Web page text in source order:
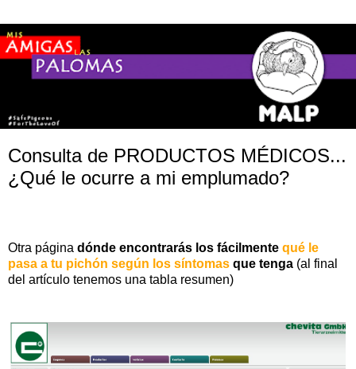
Consulta de PRODUCTOS MÉDICOS...
¿Qué le ocurre a mi emplumado?
Otra página dónde encontrarás los fácilmente qué le
pasa a tu pichón según los síntomas que tenga (al final
del artículo tenemos una tabla resumen)